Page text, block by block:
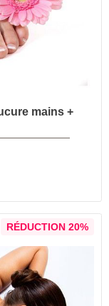
mains +
RÉDUCTION 20%